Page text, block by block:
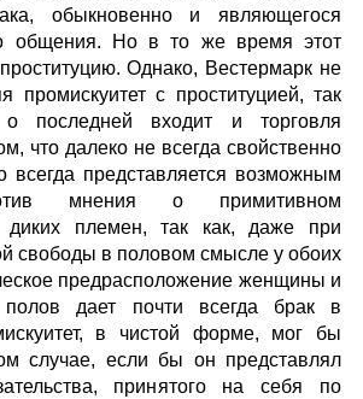
обыкновенно и являющегося
общения. Но в то же время этот
Однако, Вестермарк не
промискуитет с проституцией, так
последней входит и торговля
что далеко не всегда свойственно
всегда представляется возможным
мнения о примитивном
диких племен, так как, даже при
свободы в половом смысле у обоих
предрасположение женщины и
полов дает почти всегда брак в
в чистой форме, мог бы
случае, если бы он представлял
принятого на себя по